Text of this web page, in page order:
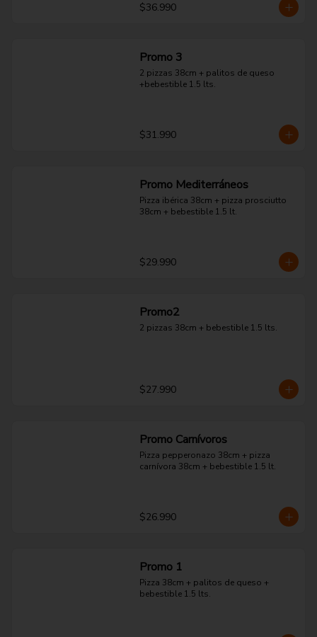
$36.990
Promo 3
2 pizzas 38cm + palitos de queso
+bebestible 1.5 lts.
$31.990
Promo Mediterráneos
Pizza ibérica 38cm + pizza prosciutto
38cm + bebestible 1.5 lt.
$29.990
Promo2
2 pizzas 38cm + bebestible 1.5 lts.
$27.990
Promo Carnívoros
Pizza pepperonazo 38cm + pizza
carnívora 38cm + bebestible 1.5 lt.
$26.990
Promo 1
Pizza 38cm + palitos de queso +
bebestible 1.5 lts.